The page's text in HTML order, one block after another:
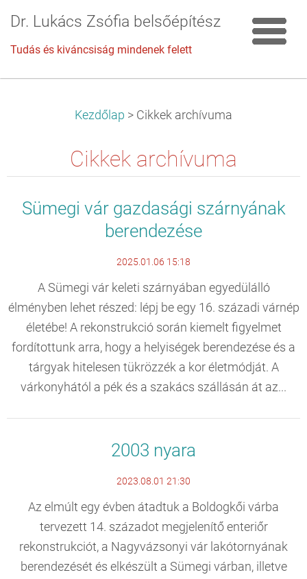
Dr. Lukács Zsófia belsőépítész
Tudás és kiváncsiság mindenek felett
Kezdőlap > Cikkek archívuma
Cikkek archívuma
Sümegi vár gazdasági szárnyának
berendezése
2025.01.06 15:18
A Sümegi vár keleti szárnyában egyedülálló
élményben lehet részed: lépj be egy 16. századi várnép
életébe! A rekonstrukció során kiemelt figyelmet
fordítottunk arra, hogy a helyiségek berendezése és a
tárgyak hitelesen tükrözzék a kor életmódját. A
várkonyhától a pék és a szakács szállásán át az...
2003 nyara
2023.08.01 21:30
Az elmúlt egy évben átadtuk a Boldogkői várba
tervezett 14. századot megjelenítő enteriőr
rekonstrukciót, a Nagyvázsonyi vár lakótornyának
berendezését és elkészült a Sümegi várban, illetve